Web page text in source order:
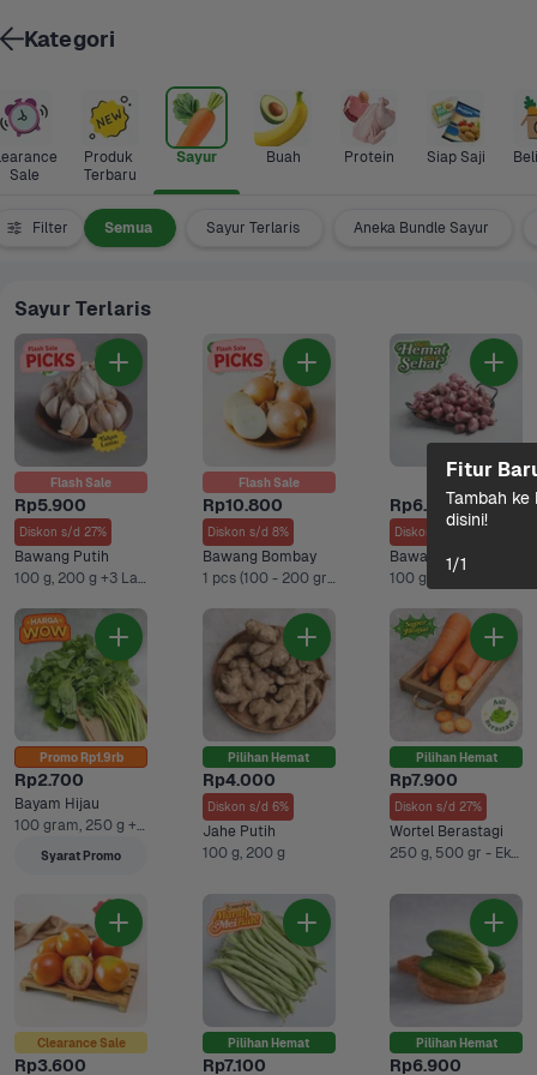
Sale
Produk
Terbaru
Sayur Buah Protein Siap Saji
Filter Semua Sayur Terlaris Aneka Bundle Sayur
Sayur Terlaris
Flash Sale
Rp5.900
Diskon s/d 27%
Bawang Putih
100 g, 200 g +3 Lainnya
Flash Sale
Rp10.800
Diskon s/d 8%
Bawang Bombay
1 pcs (100 - 200 gram), 500 g +3 Lainnya
Rp6.900
Diskon s/d 32%
Bawang Merah
Promo Rp1.9rb
Rp2.700
Bayam Hijau
100 gram, 250 g +1 Lainnya
Syarat Promo
Pilihan Hemat
Rp4.000
Diskon s/d 6%
Jahe Putih
100 g, 200 g
Pilihan Hemat
Rp7.900
Diskon s/d 27%
Wortel Berastagi
250 g, 500 gr - Ekonomis +2 Lainnya
Clearance Sale
Rp3.600
Pilihan Hemat
Rp7.100
Pilihan Hemat
Rp6.900
Kategori
Fitur
Tambah ke
disini!
1/1